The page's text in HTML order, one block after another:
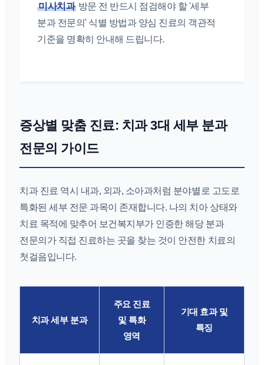
미사치과 방문 전 반드시 점검해야 할 '세부
분과 전문의' 식별 방법과 양심 진료의 객관적
기준을 명확히 안내해 드립니다.
증상별 맞춤 진료: 치과 3대 세부 분과
전문의 가이드
치과 진료 역시 내과, 외과, 소아과처럼 분야별로 고도로
특화된 세부 전문 과목이 존재합니다. 나의 치아 상태와
치료 목적에 맞추어 보건복지부가 인증한 해당 분과
전문의가 직접 진료하는 곳을 찾는 것이 안전한 치료의
첫걸음입니다.
치과 세부 분과
주요 진료
및 특화
영역
기대 효과 및
특징